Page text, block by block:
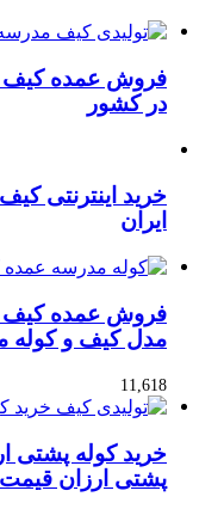
فروش عمده کیف
در کشور
خرید اینترنتی
ایران
فروش عمده کیف
مدل کیف و کوله
11,618
خرید کوله پشتی
پشتی ارزان قیمت